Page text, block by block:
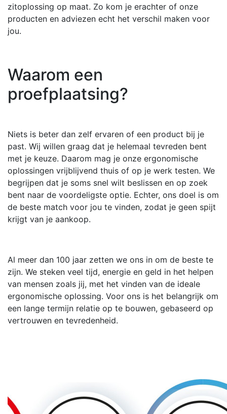
zitoplossing op maat. Zo kom je erachter of onze
producten en adviezen echt het verschil maken voor
jou.
Waarom een
proefplaatsing?
Niets is beter dan zelf ervaren of een product bij je
past. Wij willen graag dat je helemaal tevreden bent
met je keuze. Daarom mag je onze ergonomische
oplossingen vrijblijvend thuis of op je werk testen. We
begrijpen dat je soms snel wilt beslissen en op zoek
bent naar de voordeligste optie. Echter, ons doel is om
de beste match voor jou te vinden, zodat je geen spijt
krijgt van je aankoop.
Al meer dan 100 jaar zetten we ons in om de beste te
zijn. We steken veel tijd, energie en geld in het helpen
van mensen zoals jij, met het vinden van de ideale
ergonomische oplossing. Voor ons is het belangrijk om
een lange termijn relatie op te bouwen, gebaseerd op
vertrouwen en tevredenheid.